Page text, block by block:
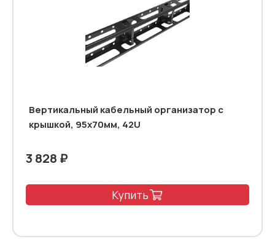
Вертикальный кабельный организатор с
крышкой, 95х70мм, 42U
3 828 ₽
Купить